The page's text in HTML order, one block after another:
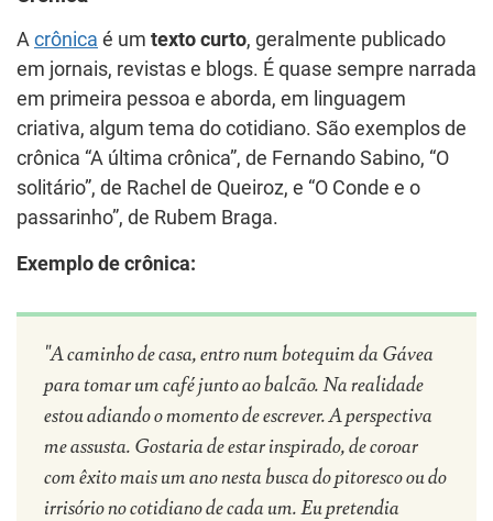
A crônica é um texto curto, geralmente publicado
em jornais, revistas e blogs. É quase sempre narrada
em primeira pessoa e aborda, em linguagem
criativa, algum tema do cotidiano. São exemplos de
crônica “A última crônica”, de Fernando Sabino, “O
solitário”, de Rachel de Queiroz, e “O Conde e o
passarinho”, de Rubem Braga.
Exemplo de crônica:
"A caminho de casa, entro num botequim da Gávea
para tomar um café junto ao balcão. Na realidade
estou adiando o momento de escrever. A perspectiva
me assusta. Gostaria de estar inspirado, de coroar
com êxito mais um ano nesta busca do pitoresco ou do
irrisório no cotidiano de cada um. Eu pretendia